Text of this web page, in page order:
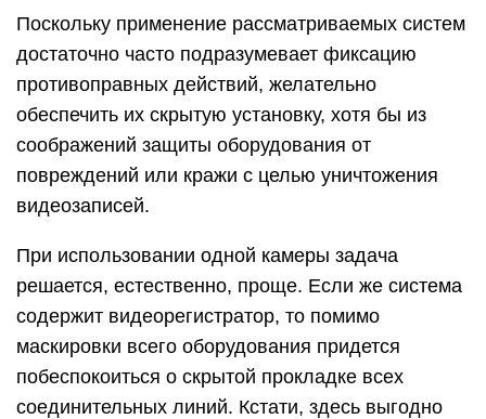
Поскольку применение рассматриваемых систем
достаточно часто подразумевает фиксацию
противоправных действий, желательно
обеспечить их скрытую установку, хотя бы из
соображений защиты оборудования от
повреждений или кражи с целью уничтожения
видеозаписей.
При использовании одной камеры задача
решается, естественно, проще. Если же система
содержит видеорегистратор, то помимо
маскировки всего оборудования придется
побеспокоиться о скрытой прокладке всех
соединительных линий. Кстати, здесь выгодно